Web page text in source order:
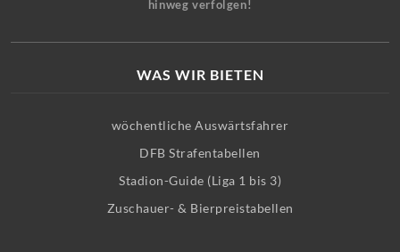
hinweg verfolgen!
WAS WIR BIETEN
wöchentliche Auswärtsfahrer
DFB Strafentabellen
Stadion-Guide (Liga 1 bis 3)
Zuschauer- & Bierpreistabellen